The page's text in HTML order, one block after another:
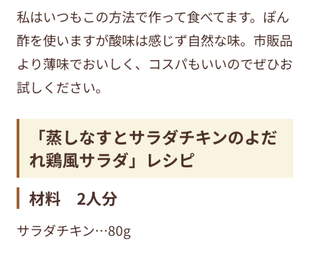
私はいつもこの方法で作って食べてます。ぽん
酢を使いますが酸味は感じず自然な味。市販品
より薄味でおいしく、コスパもいいのでぜひお
試しください。
「蒸しなすとサラダチキンのよだ
れ鶏風サラダ」レシピ
材料 2人分
サラダチキン…80g